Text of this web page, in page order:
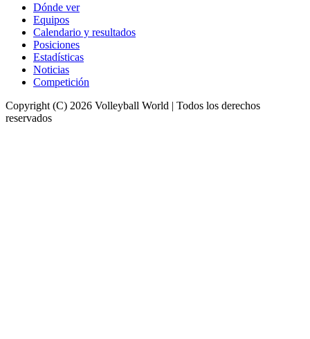
Dónde ver
Equipos
Calendario y resultados
Posiciones
Estadísticas
Noticias
Competición
Copyright (C) 2026 Volleyball World | Todos los derechos
reservados